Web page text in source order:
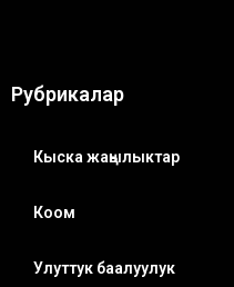
Рубрикалар
Кыска жаңылыктар
Коом
Улуттук баалуулук